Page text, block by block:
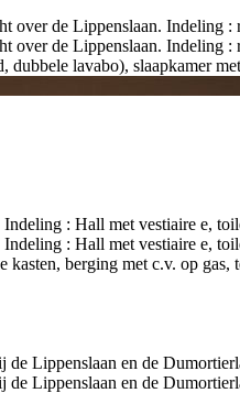
over de Lippenslaan. Indeling
over de Lippenslaan.
lavabo), slaapkamer
Indeling : Hall met vestiaire e,
: Hall met vestiaire e,
berging met c.v. op gas,
de Lippenslaan en de
de Lippenslaan en de